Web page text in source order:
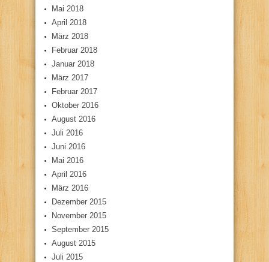
Mai 2018
April 2018
März 2018
Februar 2018
Januar 2018
März 2017
Februar 2017
Oktober 2016
August 2016
Juli 2016
Juni 2016
Mai 2016
April 2016
März 2016
Dezember 2015
November 2015
September 2015
August 2015
Juli 2015